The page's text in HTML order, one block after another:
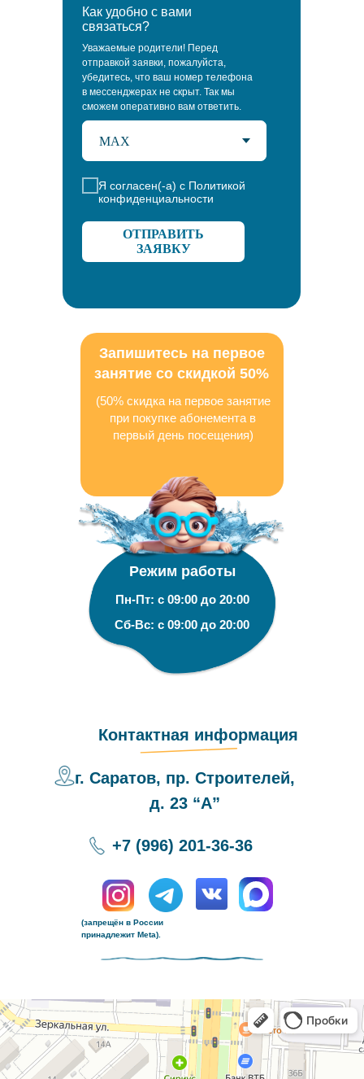
Режим работы
Сб-Вс: с 09:00 до 20:00
Пн-Пт: с 09:00 до 20:00
(50% скидка на первое занятие
при покупке абонемента в
первый день посещения)
Запишитесь на первое
занятие со скидкой 50%
Как удобно с вами
связаться?
Уважаемые родители! Перед
отправкой заявки, пожалуйста,
убедитесь, что ваш номер телефона
в мессенджерах не скрыт. Так мы
сможем оперативно вам ответить.
Я согласен(-а) с Политикой
конфиденциальности
ОТПРАВИТЬ
ЗАЯВКУ
Контактная информация
(запрещён в России
принадлежит Meta).
+7 (996) 201-36-36
г. Саратов, пр. Строителей,
д. 23 “А”